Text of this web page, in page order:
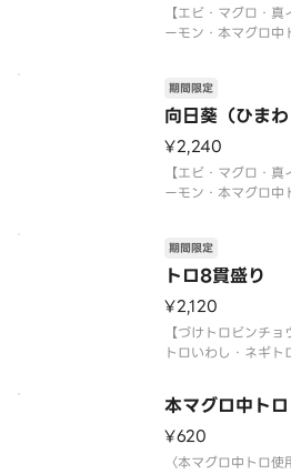
【エビ・マグロ・
ーモン・本マグロ中
〈期間限定〉2026
※数量限定につき、
※写真
向日葵（ひまわ
期間限定
¥2,240
【エビ・マグロ・
ーモン・本マグロ中
〈期間限定〉2026
※数量限定につき、
トロ8貫盛り
期間限定
¥2,120
【づけトロビンチ
トロいわし・ネギ
貫】
〈本マグロ中トロ使
〈期間限定〉2026
※数量限定につき、
本マグロ中トロ
¥620
〈本マグロ中トロ使